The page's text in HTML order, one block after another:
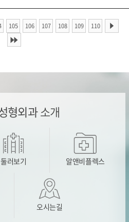
105 106 107 108 109 110
형외과소개
둘러보기 알앤비플렉스
오시는길